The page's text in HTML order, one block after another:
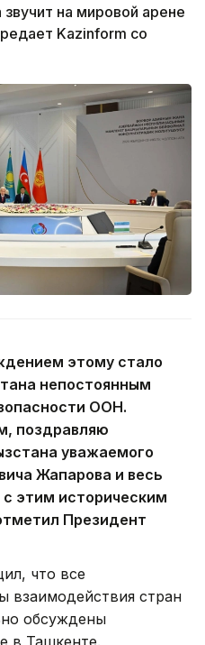
на мировой арене
Kazinform со
этому стало
непостоянным
ООН.
поздравляю
уважаемого
Жапарова и весь
этим историческим
Президент
что все
взаимодействия стран
обсуждены